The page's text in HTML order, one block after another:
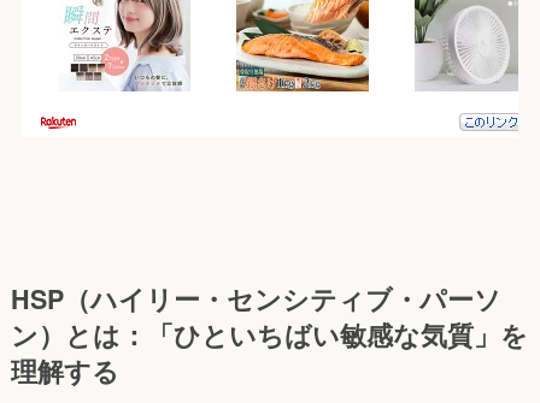
HSP（ハイリー・センシティブ・パーソ
ン）とは：「ひといちばい敏感な気質」を
理解する